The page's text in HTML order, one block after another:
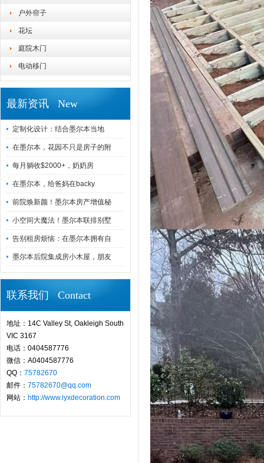
户外帘子
花坛
庭院木门
电动移门
最新资讯 New
定制化设计：结合墨尔本当地
在墨尔本，花园不只是房子的附
每月躺收$2000+，奶奶房
在墨尔本，给爸妈在backy
前院焕新颜！墨尔本房产增值秘
小空间大魔法！墨尔本联排别墅
告别租房烦恼：在墨尔本拥有自
墨尔本后院集成房小木屋，朋友
联系我们 Contact
地址：14C Valley St, Oakleigh South
VIC 3167
电话：0404587776
微信：A0404587776
QQ： 75782670
邮件： 75782670@qq.com
网站： http://www.lyxdecoration.com